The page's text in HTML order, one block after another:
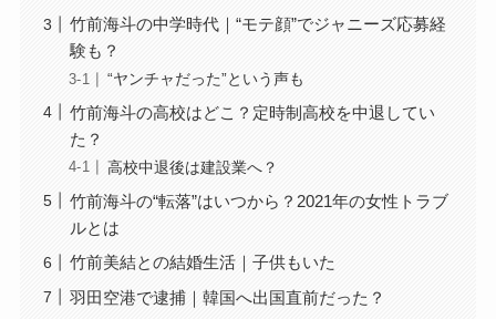
竹前海斗の中学時代｜“モテ顔”でジャニーズ応募経
験も？
“ヤンチャだった”という声も
竹前海斗の高校はどこ？定時制高校を中退してい
た？
高校中退後は建設業へ？
竹前海斗の“転落”はいつから？2021年の女性トラブ
ルとは
竹前美結との結婚生活｜子供もいた
羽田空港で逮捕｜韓国へ出国直前だった？